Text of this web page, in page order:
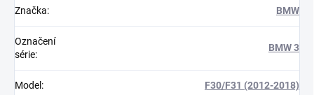
Značka: BMW
Označení
série:
BMW 3
Model : F30/F31 (2012-2018)